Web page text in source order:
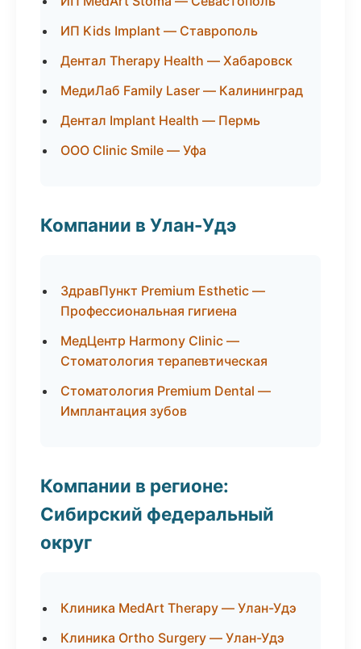
ИП Kids Implant — Ставрополь
Дентал Therapy Health — Хабаровск
МедиЛаб Family Laser — Калининград
Дентал Implant Health — Пермь
ООО Clinic Smile — Уфа
Компании в Улан-Удэ
ЗдравПункт Premium Esthetic —
Профессиональная гигиена
МедЦентр Harmony Clinic —
Стоматология терапевтическая
Стоматология Premium Dental —
Имплантация зубов
Компании в регионе:
Сибирский федеральный
округ
Клиника MedArt Therapy — Улан-Удэ
Клиника Ortho Surgery — Улан-Удэ